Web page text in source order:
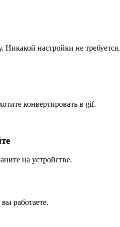
Никакой настройки не требуется.
конвертировать в gif.
на устройстве.
работаете.